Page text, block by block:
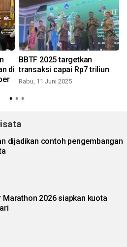
di
BBTF 2025 targetkan
transaksi capai Rp7 triliun
Rabu, 11 Juni 2025
dijadikan contoh pengembangan
Marathon 2026 siapkan kuota